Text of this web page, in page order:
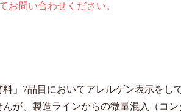
お問い合わせください。
」7品⽬においてアレルゲン表⽰をし
が、製造ラインからの微量混⼊（コ